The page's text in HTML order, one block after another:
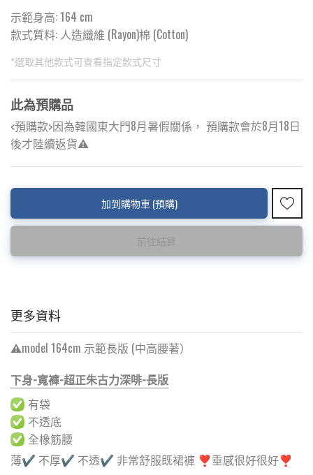
示範身高: 164 cm
款式質料: 人造纖維 (Rayon)棉 (Cotton)
*選取其他款式可查看指定款式尺寸
此為預購品
<預購款>因為韓國東大門8月暑假關係， 預購款會於8月18日
後才陸續返貨⚠️
此為減價貨品
特價品不設退換，購買前請先確認所列出的尺碼是否合適。
加到購物車 (預購)
前往結算
更多資料
⚠️model 164cm 示範長版 (中高腰著）
下身-寬褲-超正朱古力深啡-長版
有袋
不透底
全橡筋腰
薄✔️ 不厚✔️ 不透✔️ 非常舒服既裙褲 ❣️垂感很好很好❣️